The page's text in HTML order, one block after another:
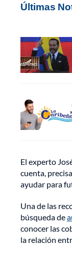
Últimas
El experto
cuenta,
ayudar para
Una de las
búsqueda de
conocer las
la relación